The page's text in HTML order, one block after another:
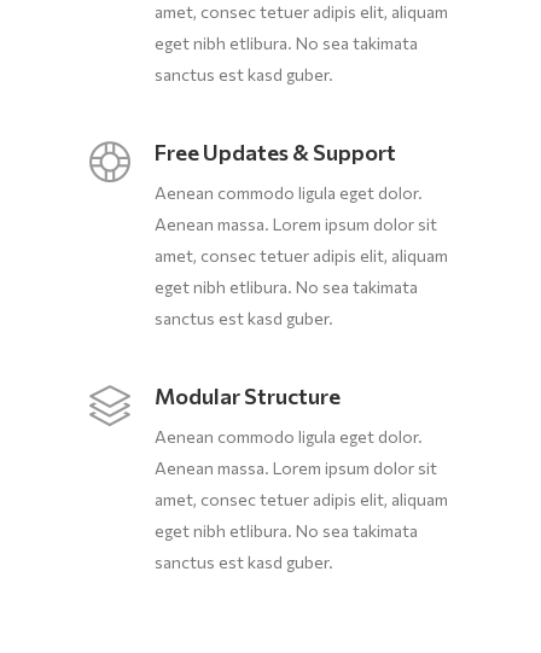
amet, consec tetuer adipis elit, aliquam
eget nibh etlibura. No sea takimata
sanctus est kasd guber.
Free Updates & Support
Aenean commodo ligula eget dolor.
Aenean massa. Lorem ipsum dolor sit
amet, consec tetuer adipis elit, aliquam
eget nibh etlibura. No sea takimata
sanctus est kasd guber.
Modular Structure
Aenean commodo ligula eget dolor.
Aenean massa. Lorem ipsum dolor sit
amet, consec tetuer adipis elit, aliquam
eget nibh etlibura. No sea takimata
sanctus est kasd guber.